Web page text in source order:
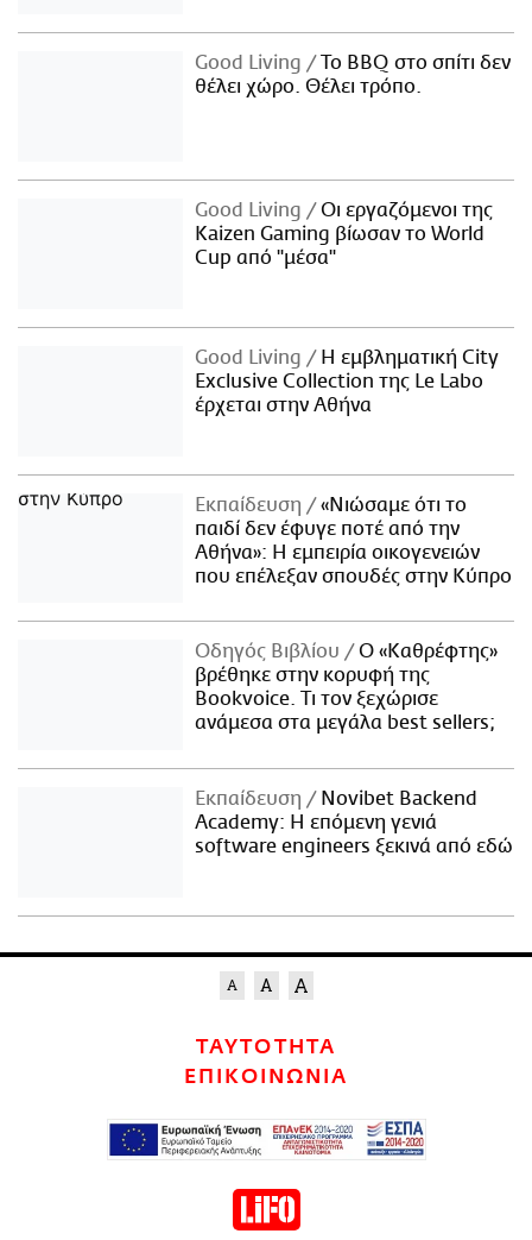
Good Living
Το BBQ στο σπίτι δεν
θέλει χώρο. Θέλει τρόπο.
Good Living
Οι εργαζόμενοι της
Kaizen Gaming βίωσαν το World
Cup από "μέσα"
Good Living
Η εμβληματική City
Exclusive Collection της Le Labo
έρχεται στην Αθήνα
Εκπαίδευση
«Νιώσαμε ότι το
παιδί δεν έφυγε ποτέ από την
Αθήνα»: Η εμπειρία οικογενειών
που επέλεξαν σπουδές στην Κύπρο
Οδηγός Βιβλίου
Ο «Καθρέφτης»
βρέθηκε στην κορυφή της
Bookvoice. Τι τον ξεχώρισε
ανάμεσα στα μεγάλα best sellers;
Εκπαίδευση
Novibet Backend
Academy: Η επόμενη γενιά
software engineers ξεκινά από εδώ
ΤΑΥΤΟΤΗΤΑ
ΕΠΙΚΟΙΝΩΝΙΑ